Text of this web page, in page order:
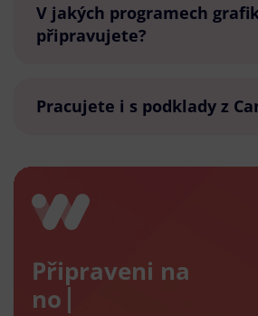
V jakých programech
připravujete?
Pracujete i s podklady z
Připraveni na
nový e-s